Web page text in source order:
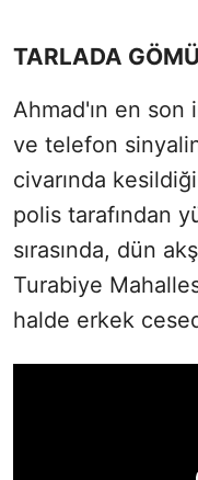
TARLADA
Ahmad'ın en son
ve telefon
civarında
polis tarafından
sırasında, dün
Turabiye
halde erkek